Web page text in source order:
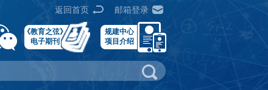
邮箱登录
返回首页
规建中心
项目介绍
《教育之弦》
电子期刊